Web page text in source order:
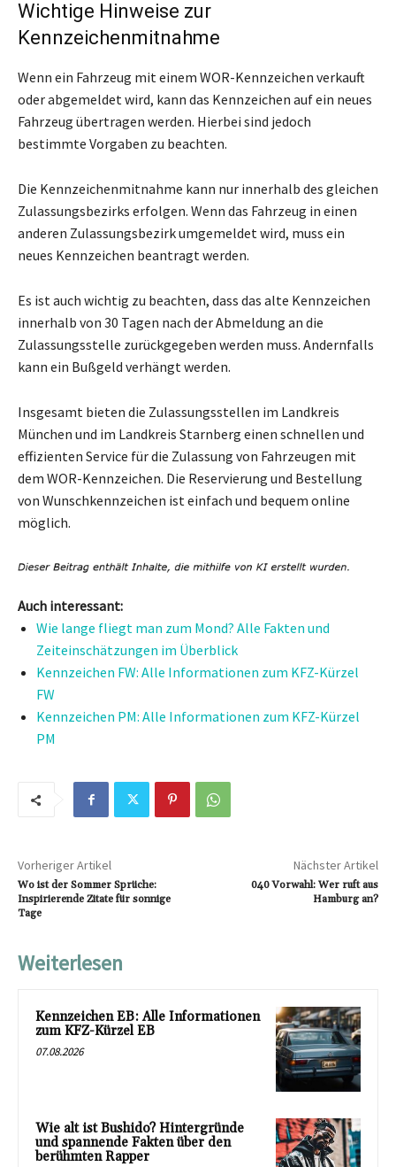
Wichtige Hinweise zur
Kennzeichenmitnahme
Wenn ein Fahrzeug mit einem WOR-Kennzeichen verkauft
oder abgemeldet wird, kann das Kennzeichen auf ein neues
Fahrzeug übertragen werden. Hierbei sind jedoch
bestimmte Vorgaben zu beachten.
Die Kennzeichenmitnahme kann nur innerhalb des gleichen
Zulassungsbezirks erfolgen. Wenn das Fahrzeug in einen
anderen Zulassungsbezirk umgemeldet wird, muss ein
neues Kennzeichen beantragt werden.
Es ist auch wichtig zu beachten, dass das alte Kennzeichen
innerhalb von 30 Tagen nach der Abmeldung an die
Zulassungsstelle zurückgegeben werden muss. Andernfalls
kann ein Bußgeld verhängt werden.
Insgesamt bieten die Zulassungsstellen im Landkreis
München und im Landkreis Starnberg einen schnellen und
effizienten Service für die Zulassung von Fahrzeugen mit
dem WOR-Kennzeichen. Die Reservierung und Bestellung
von Wunschkennzeichen ist einfach und bequem online
möglich.
Auch interessant:
Wie lange fliegt man zum Mond? Alle Fakten und
Zeiteinschätzungen im Überblick
Kennzeichen FW: Alle Informationen zum KFZ-Kürzel
FW
Kennzeichen PM: Alle Informationen zum KFZ-Kürzel
PM
Vorheriger Artikel
Wo ist der Sommer Sprüche:
Inspirierende Zitate für sonnige
Tage
Nächster Artikel
040 Vorwahl: Wer ruft aus
Hamburg an?
Weiterlesen
Kennzeichen EB: Alle Informationen
zum KFZ-Kürzel EB
07.08.2026
Wie alt ist Bushido? Hintergründe
und spannende Fakten über den
berühmten Rapper